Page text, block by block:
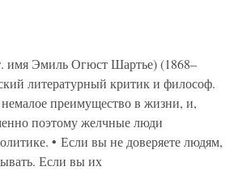
имя Эмиль Огюст Шартье) (1868–
литературный критик и философ.
преимущество в жизни, и,
поэтому желчные люди
• Если вы не доверяете людям,
Если вы их